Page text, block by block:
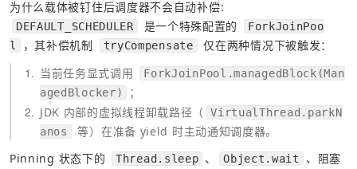
为什么载体被钉住后调度器不会自动补偿:
DEFAULT_SCHEDULER 是一个特殊配置的
ForkJoinPoo
l
，其补偿机制 tryCompensate 仅在两种情况下被触发：
1 当前任务显式调用
ForkJoinPool.managedBlock(Man
agedBlocker)
；
2 JDK 内部的虚拟线程卸载路径（
VirtualThread.parkN
anos
等）在准备 yield 时主动通知调度器。
Pinning 状态下的
Thread.sleep 、 Object.wait
、阻塞